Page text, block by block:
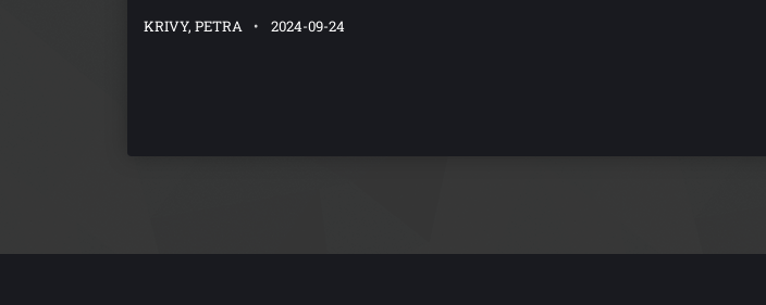
KRIVY, PETRA 2024-09-24